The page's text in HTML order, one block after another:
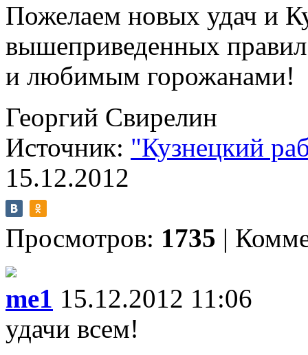
Пожелаем новых удач и
вышеприведенных
и любимым горожанами!
Георгий Свирелин
Источник: "Кузнецкий
15.12.2012
Просмотров: 1735 |
me1 15.12.2012 11:06
удачи всем!